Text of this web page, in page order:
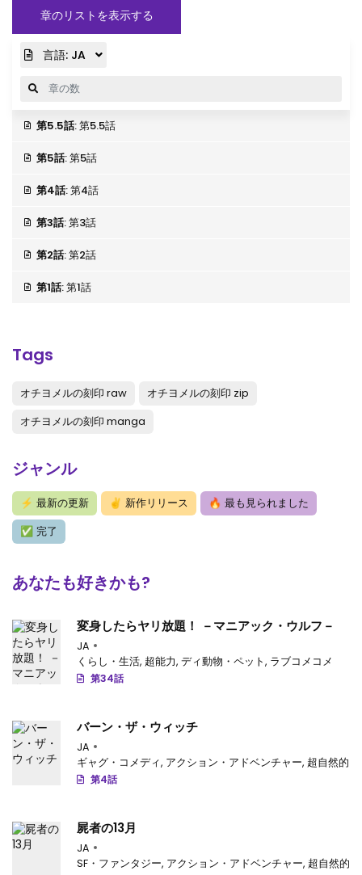
章のリストを表示する
言語: JA
第5.5話: 第5.5話
第5話: 第5話
第4話: 第4話
第3話: 第3話
第2話: 第2話
第1話: 第1話
Tags
オチヨメルの刻印 raw
オチヨメルの刻印 zip
オチヨメルの刻印 manga
ジャンル
⚡ 最新の更新 ✌ 新作リリース 🔥 最も見られました
✅ 完了
あなたも好きかも?
変身したらヤリ放題！ －マニアック・ウルフ－
JA
くらし・生活, 超能力, ディ動物・ペット, ラブコメコメ
第34話
バーン・ザ・ウィッチ
JA
ギャグ・コメディ, アクション・アドベンチャー, 超自然的
第4話
屍者の13月
JA
SF・ファンタジー, アクション・アドベンチャー, 超自然的